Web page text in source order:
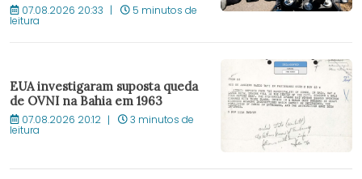
07.08.2026 20:33 5 minutos de
leitura
EUA investigaram suposta queda
de OVNI na Bahia em 1963
07.08.2026 20:12 3 minutos de
leitura